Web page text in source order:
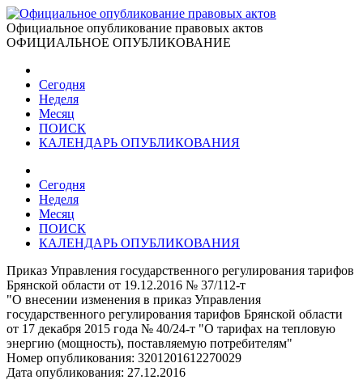
Официальное опубликование правовых актов
ОФИЦИАЛЬНОЕ ОПУБЛИКОВАНИЕ
Сегодня
Неделя
Месяц
ПОИСК
КАЛЕНДАРЬ ОПУБЛИКОВАНИЯ
Сегодня
Неделя
Месяц
ПОИСК
КАЛЕНДАРЬ ОПУБЛИКОВАНИЯ
Приказ Управления государственного регулирования тарифов
Брянской области от 19.12.2016 № 37/112-т
"О внесении изменения в приказ Управления
государственного регулирования тарифов Брянской области
от 17 декабря 2015 года № 40/24-т "О тарифах на тепловую
энергию (мощность), поставляемую потребителям"
Номер опубликования: 3201201612270029
Дата опубликования: 27.12.2016